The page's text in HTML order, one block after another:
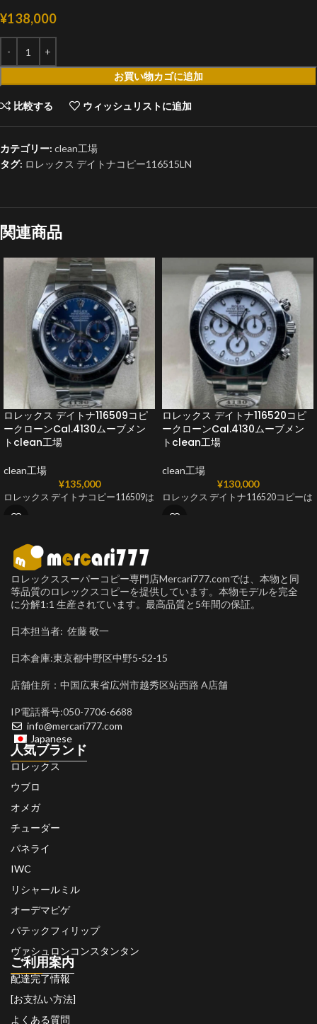
¥138,000
お買い物カゴに追加
比較する ウィッシュリストに追加
カテゴリー: clean工場
タグ: ロレックス デイトナコピー116515LN
関連商品
ロレックス デイトナ116509コピ
ークローンCal.4130ムーブメン
トclean工場
clean工場
¥135,000
ロレックス デイトナコピー116509は
ロレックス デイトナ116520コピ
ークローンCal.4130ムーブメン
トclean工場
clean工場
¥130,000
ロレックス デイトナ116520コピーは
ロレックススーパーコピー専門店Mercari777.comでは、本物と同
等品質のロレックスコピーを提供しています。本物モデルを完全
に分解1:1 生産されています。最高品質と5年間の保証。
日本担当者: 佐藤 敬一
日本倉庫:東京都中野区中野5-52-15
店舗住所：中国広東省広州市越秀区站西路 A店舗
IP電話番号:050-7706-6688
info@mercari777.com
Japanese
人気ブランド
ロレックス
ウブロ
オメガ
チューダー
パネライ
IWC
リシャールミル
オーデマピゲ
パテックフィリップ
ヴァシュロンコンスタンタン
ご利用案内
配達完了情報
[お支払い方法]
よくある質問